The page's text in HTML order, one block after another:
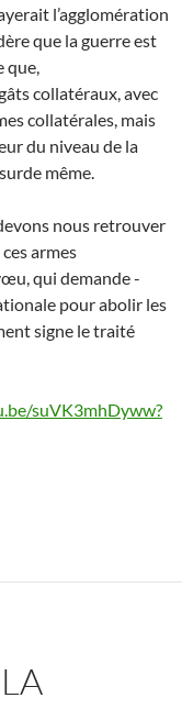
l’agglomération
que la guerre est
que,
collatéraux, avec
collatérales, mais
du niveau de la
même.
nous retrouver
armes
qui demande -
pour abolir les
signe le traité
suVK3mhDyww?